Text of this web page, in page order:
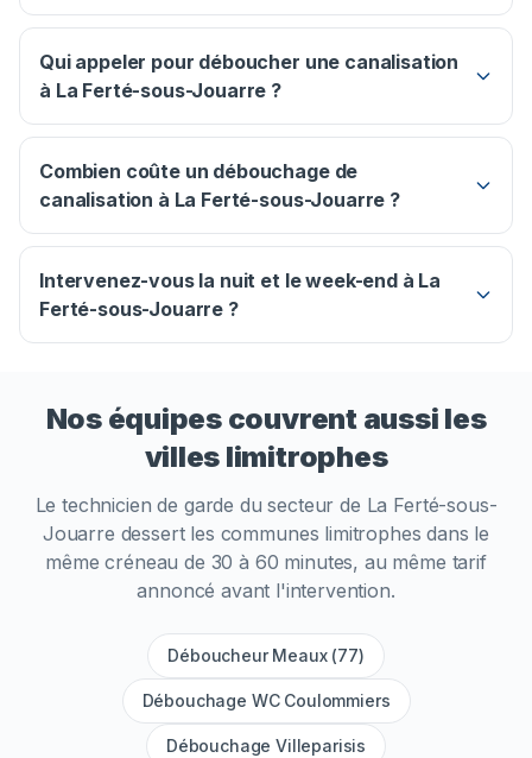
Qui appeler pour déboucher une canalisation
à La Ferté-sous-Jouarre ?
Combien coûte un débouchage de
canalisation à La Ferté-sous-Jouarre ?
Intervenez-vous la nuit et le week-end à La
Ferté-sous-Jouarre ?
Nos équipes couvrent aussi les
villes limitrophes
Le technicien de garde du secteur de La Ferté-sous-
Jouarre dessert les communes limitrophes dans le
même créneau de 30 à 60 minutes, au même tarif
annoncé avant l'intervention.
Déboucheur Meaux (77)
Débouchage WC Coulommiers
Débouchage Villeparisis